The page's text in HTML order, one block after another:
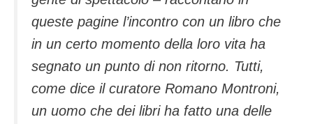
queste pagine l’incontro con un libro che
in un certo momento della loro vita ha
segnato un punto di non ritorno. Tutti,
come dice il curatore Romano Montroni,
un uomo che dei libri ha fatto una delle